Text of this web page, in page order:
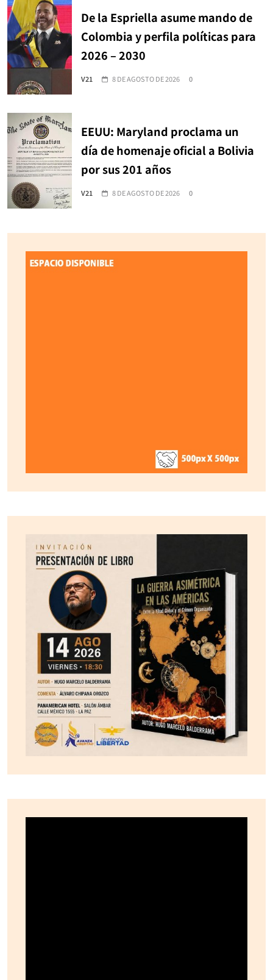
De la Espriella asume mando de
Colombia y perfila políticas para
2026 – 2030
V21 8 DE AGOSTO DE 2026 0
EEUU: Maryland proclama un
día de homenaje oficial a Bolivia
por sus 201 años
V21 8 DE AGOSTO DE 2026 0